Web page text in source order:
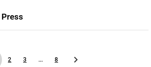
2 3 ... 8